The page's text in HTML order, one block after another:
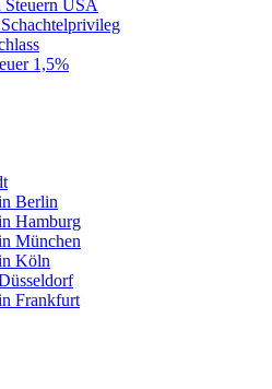
USA
1,5%
Berlin
Hamburg
München
Köln
Frankfurt